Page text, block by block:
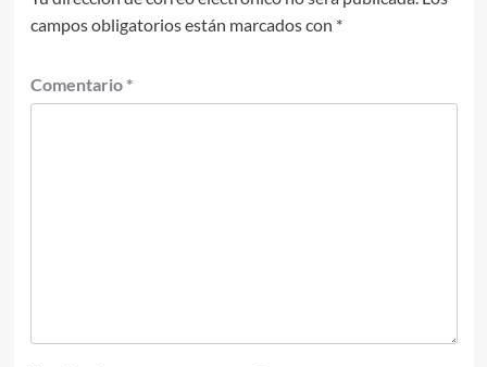
campos obligatorios están marcados con *
Comentario *